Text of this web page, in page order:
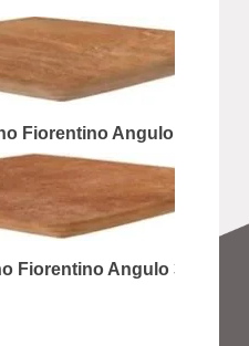
Fiorentino Angulo 33.3x33.3
Fiorentino Angulo 33.3x33.3